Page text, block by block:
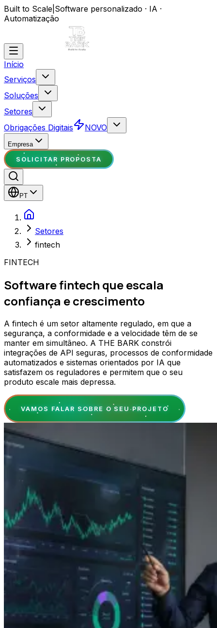
Built to Scale Software personalizado · IA ·
Automatização
Início
Serviços
Soluções
Setores
Obrigações Digitais
NOVO
Empresa
SOLICITAR PROPOSTA
PT
Setores
fintech
FINTECH
Software fintech que escala
confiança e crescimento
A fintech é um setor altamente regulado, em que a
segurança, a conformidade e a velocidade têm de se
manter em simultâneo. A THE BARK constrói
integrações de API seguras, processos de conformidade
automatizados e sistemas orientados por IA que
satisfazem os reguladores e permitem que o seu
produto escale mais depressa.
VAMOS FALAR SOBRE O SEU PROJETO